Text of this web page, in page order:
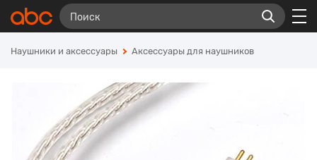
Наушники и аксессуары Аксессуары для наушников